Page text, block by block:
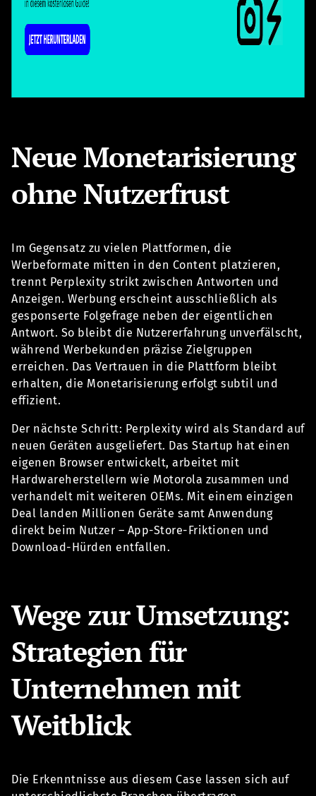
Neue Monetarisierung
ohne Nutzerfrust
Im Gegensatz zu vielen Plattformen, die
Werbeformate mitten in den Content platzieren,
trennt Perplexity strikt zwischen Antworten und
Anzeigen. Werbung erscheint ausschließlich als
gesponserte Folgefrage neben der eigentlichen
Antwort. So bleibt die Nutzererfahrung unverfälscht,
während Werbekunden präzise Zielgruppen
erreichen. Das Vertrauen in die Plattform bleibt
erhalten, die Monetarisierung erfolgt subtil und
effizient.
Der nächste Schritt: Perplexity wird als Standard auf
neuen Geräten ausgeliefert. Das Startup hat einen
eigenen Browser entwickelt, arbeitet mit
Hardwareherstellern wie Motorola zusammen und
verhandelt mit weiteren OEMs. Mit einem einzigen
Deal landen Millionen Geräte samt Anwendung
direkt beim Nutzer – App-Store-Friktionen und
Download-Hürden entfallen.
Wege zur Umsetzung:
Strategien für
Unternehmen mit
Weitblick
Die Erkenntnisse aus diesem Case lassen sich auf